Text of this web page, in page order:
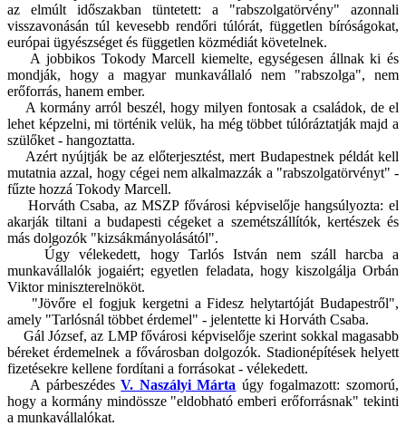
az elmúlt időszakban tüntetett: a "rabszolgatörvény" azonnali
visszavonásán túl kevesebb rendőri túlórát, független bíróságokat,
európai ügyészséget és független közmédiát követelnek.
A jobbikos Tokody Marcell kiemelte, egységesen állnak ki és
mondják, hogy a magyar munkavállaló nem "rabszolga", nem
erőforrás, hanem ember.
A kormány arról beszél, hogy milyen fontosak a családok, de el
lehet képzelni, mi történik velük, ha még többet túlóráztatják majd a
szülőket - hangoztatta.
Azért nyújtják be az előterjesztést, mert Budapestnek példát kell
mutatnia azzal, hogy cégei nem alkalmazzák a "rabszolgatörvényt" -
fűzte hozzá Tokody Marcell.
Horváth Csaba, az MSZP fővárosi képviselője hangsúlyozta: el
akarják tiltani a budapesti cégeket a szemétszállítók, kertészek és
más dolgozók "kizsákmányolásától".
Úgy vélekedett, hogy Tarlós István nem száll harcba a
munkavállalók jogaiért; egyetlen feladata, hogy kiszolgálja Orbán
Viktor miniszterelnököt.
"Jövőre el fogjuk kergetni a Fidesz helytartóját Budapestről",
amely "Tarlósnál többet érdemel" - jelentette ki Horváth Csaba.
Gál József, az LMP fővárosi képviselője szerint sokkal magasabb
béreket érdemelnek a fővárosban dolgozók. Stadionépítések helyett
fizetésekre kellene fordítani a forrásokat - vélekedett.
A párbeszédesV. Naszályi Márta úgy fogalmazott: szomorú,
hogy a kormány mindössze "eldobható emberi erőforrásnak" tekinti
a munkavállalókat.